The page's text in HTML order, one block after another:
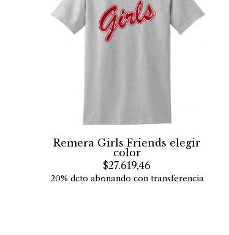
Remera Girls Friends elegir
color
$27.619,46
20% dcto abonando con transferencia